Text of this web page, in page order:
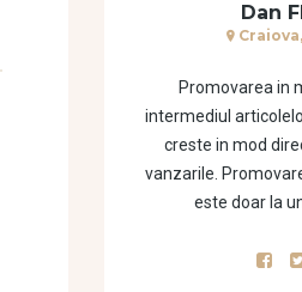
Dan
Promovarea in
intermediul
creste in mod
vanzarile.
este doar la